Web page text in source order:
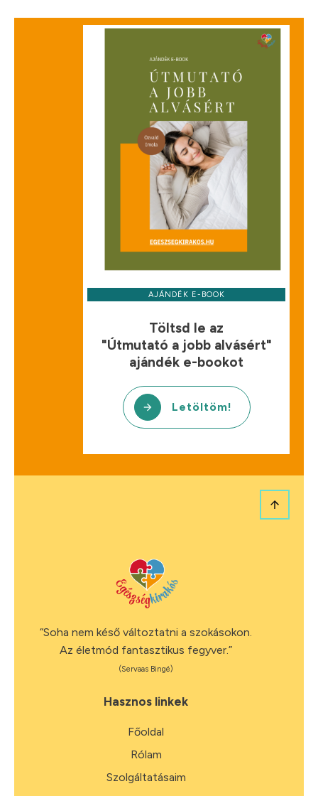
AJÁNDÉK E-BOOK
Töltsd le az
"Útmutató a jobb alvásért"
ajándék e-bookot
Letöltöm!
“Soha nem késő változtatni a szokásokon.
Az életmód fantasztikus fegyver.”
(Servaas Bingé)
Hasznos linkek
Főoldal
Rólam
Szolgáltatásaim